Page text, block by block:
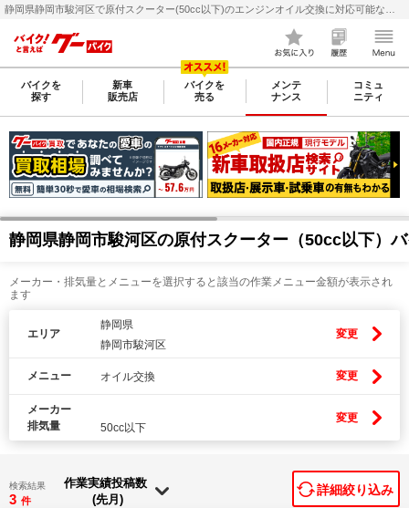
バイクを
探す
新車
販売店
バイクを
売る
メンテ
ナンス
コミュ
ニティ
静岡県静岡市駿河区の原付スクーター（50cc以下）
メーカー・排気量とメニューを選択すると該当の作業メニュー金額が表示され
ます
エリア
静岡県
静岡市駿河区
変更
メニュー オイル交換 変更
メーカー
排気量
50cc以下
変更
検索結果
3 件
詳細絞り込み